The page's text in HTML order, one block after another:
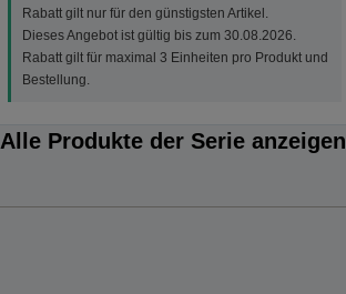
Rabatt gilt nur für den günstigsten Artikel.
Dieses Angebot ist gültig bis zum 30.08.2026.
Rabatt gilt für maximal 3 Einheiten pro Produkt und
Bestellung.
Alle Produkte der Serie anzeigen